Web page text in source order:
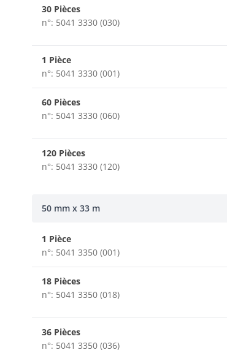
30 Pièces
n°: 5041 3330 (030)
1 Pièce
n°: 5041 3330 (001)
60 Pièces
n°: 5041 3330 (060)
120 Pièces
n°: 5041 3330 (120)
50 mm x 33 m
1 Pièce
n°: 5041 3350 (001)
18 Pièces
n°: 5041 3350 (018)
36 Pièces
n°: 5041 3350 (036)